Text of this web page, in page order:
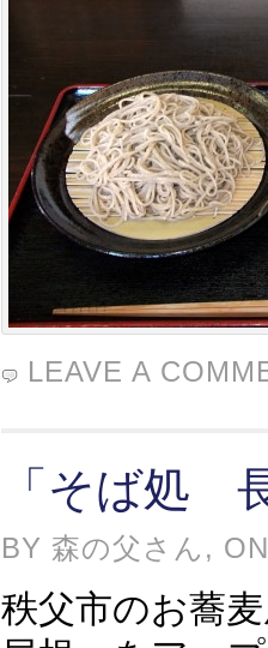
LEAVE A
「そば処
BY 森の父さん,
秩父市のお蕎